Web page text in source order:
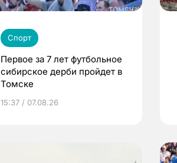
Спорт
Первое за 7 лет футбольное
сибирское дерби пройдет в
Томске
15:37 / 07.08.26